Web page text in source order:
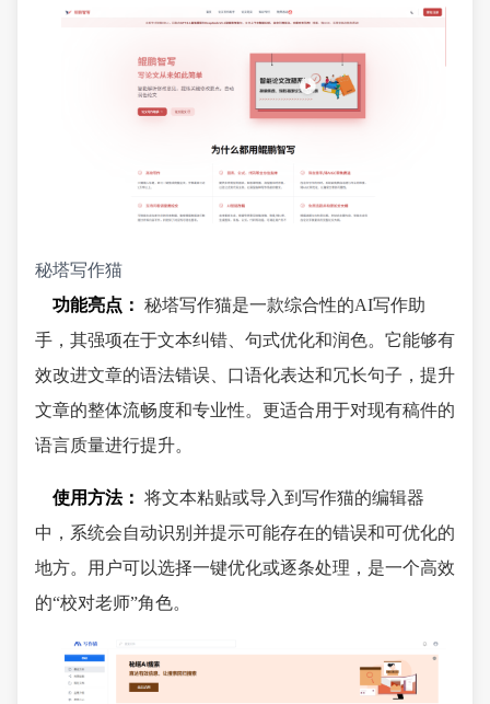
秘塔写作猫
功能亮点： 秘塔写作猫是一款综合性的AI写作助
手，其强项在于文本纠错、句式优化和润色。它能够有
效改进文章的语法错误、口语化表达和冗长句子，提升
文章的整体流畅度和专业性。更适合用于对现有稿件的
语言质量进行提升。
使用方法： 将文本粘贴或导入到写作猫的编辑器
中，系统会自动识别并提示可能存在的错误和可优化的
地方。用户可以选择一键优化或逐条处理，是一个高效
的“校对老师”角色。